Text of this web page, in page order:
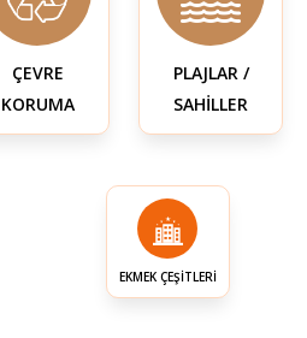
ÇEVRE
KORUMA
PLAJLAR /
SAHİLLER
EKMEK ÇEŞİTLERİ